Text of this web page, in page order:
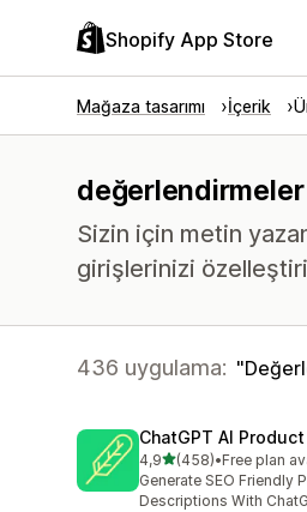
Shopify App Store
Mağaza tasarımı İçerik
Sizin için metin
girişlerinizi
436 uygulama:
ChatGPT AI
4,95 yıldız üzerinden
(458)
toplam 458•Free plan
Generate SEO Friendly
Descriptions With